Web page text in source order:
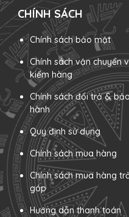
CHÍNH SÁCH
Chính sách bảo mật
Chính sách vận chuyển
kiểm hàng
Chính sách đổi trả & bảo
hành
Quy định sử dụng
Chính sách mua hàng
Chính sách mua hàng
góp
Hướng dẫn thanh toán